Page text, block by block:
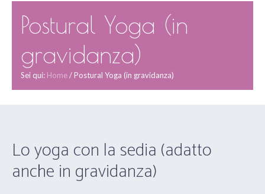
Postural Yoga (in
gravidanza)
Sei qui: Home/Postural Yoga (in gravidanza)
Lo yoga con la sedia (adatto
anche in gravidanza)